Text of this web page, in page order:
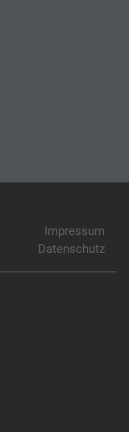
Impressum
Datenschutz